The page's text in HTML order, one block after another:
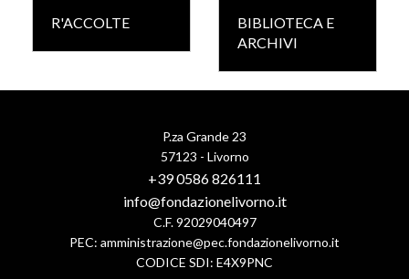
R'ACCOLTE
BIBLIOTECA E
ARCHIVI
P.za Grande 23
57123 - Livorno
+39 0586 826111
info@fondazionelivorno.it
C.F. 92029040497
PEC: amministrazione@pec.fondazionelivorno.it
CODICE SDI: E4X9PNC